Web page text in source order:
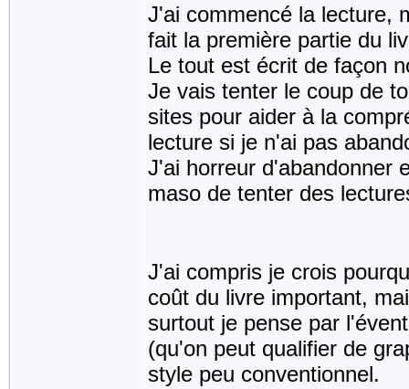
J'ai commencé la lecture,
fait la première partie du
Le tout est écrit de façon
Je vais tenter le coup de
sites pour aider à la
lecture si je n'ai pas
J'ai horreur d'abandonner
maso de tenter des
J'ai compris je crois
coût du livre important,
surtout je pense par
(qu'on peut qualifier de
style peu conventionnel.